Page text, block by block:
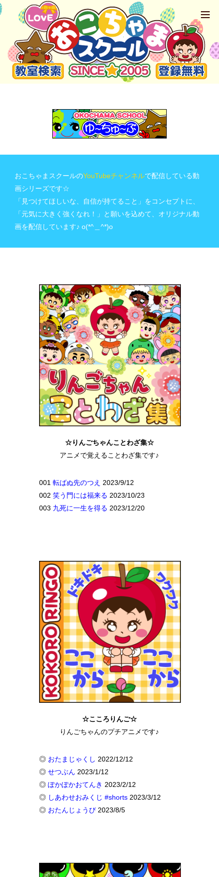
おこちゃまスクールのYouTubeチャンネルで配信している動
画シリーズです☆
「見つけてほしいな、自信が持てること」をコンセプトに、
「元気に大きく強くなれ！」と願いを込めて、オリジナル動
画を配信しています♪ o(*^＿^*)o
☆りんごちゃんことわざ集☆
アニメで覚えることわざ集です♪
001 転ばぬ先のつえ 2023/9/12
002 笑う門には福来る 2023/10/23
003 九死に一生を得る 2023/12/20
☆こころりんご☆
りんごちゃんのプチアニメです♪
◎ おたまじゃくし 2022/12/12
◎ せつぶん 2023/1/12
◎ ぽかぽかおてんき 2023/2/12
◎ しあわせおみくじ #shorts2023/3/12
◎ おたんじょうび2023/8/5